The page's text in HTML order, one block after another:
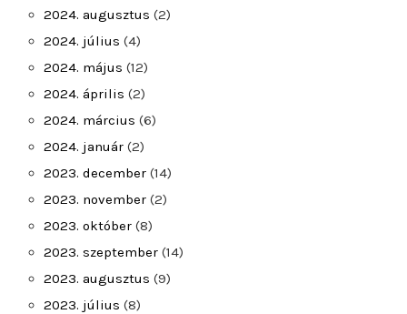
2024. augusztus (2)
2024. július (4)
2024. május (12)
2024. április (2)
2024. március (6)
2024. január (2)
2023. december (14)
2023. november (2)
2023. október (8)
2023. szeptember (14)
2023. augusztus (9)
2023. július (8)